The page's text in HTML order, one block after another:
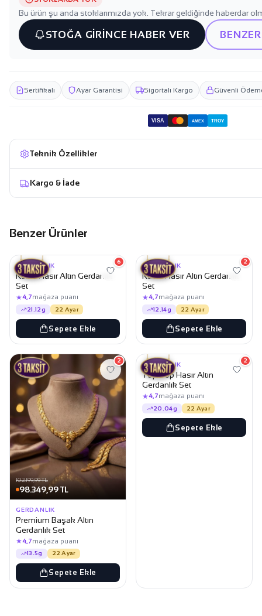
Bu ürün şu anda stoklarımızda yok. Tekrar geldiğinde haberdar
STOĞA GİRİNCE HABER VER
Sertifikalı Ayar Garantisi Sigortalı Kargo Güvenli
VISA AMEX TROY
Teknik Özellikler
Kargo & İade
Benzer Ürünler
157.899,99 TL
6
GERDANLIK
Kalze Hasır Altın Gerdanlık
Set
★4,7mağaza puanı
21.12g 22 Ayar
Sepete Ekle
2
GERDANLIK
Kalze Hasır Altın Gerdanlık
Set
★4,7mağaza puanı
12.14g 22 Ayar
Sepete Ekle
102.199,99 TL
98.349,99 TL
2
GERDANLIK
Premium Başak Altın
Gerdanlık Set
★4,7mağaza puanı
13.5g 22 Ayar
Sepete Ekle
150.149,99 TL
144.549,99 TL
2
GERDANLIK
Top Top Hasır Altın
Gerdanlık Set
★4,7mağaza puanı
20.04g 22 Ayar
Sepete Ekle